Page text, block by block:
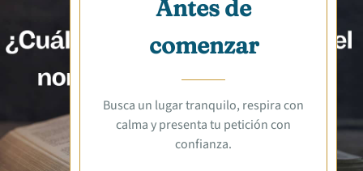
Antes de
comenzar
Busca un lugar tranquilo, respira con
calma y presenta tu petición con
confianza.